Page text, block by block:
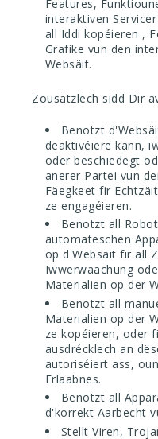
Features,
interaktiven
all Iddi kopéieren ,
Grafike vun den
Websäit.
Zousätzlech sidd Dir
Benotzt
deaktivéiere kann,
oder beschiedegt
anerer Partei vun
Fäegkeet fir
ze engagéieren.
Benotzt all
automateschen
op d'Websäit fir all
Iwwerwaachung
Materialien op der
Benotzt all
Materialien op der
ze kopéieren, oder
ausdrécklech an
autoriséiert ass,
Erlaabnes.
Benotzt all
d'korrekt Aarbecht
Stellt Viren,